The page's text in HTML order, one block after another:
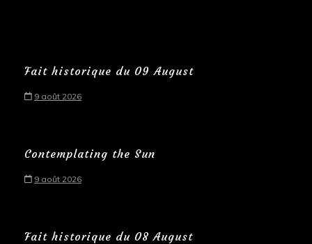
Fait historique du 09 August
9 août 2026
Contemplating the Sun
9 août 2026
Fait historique du 08 August